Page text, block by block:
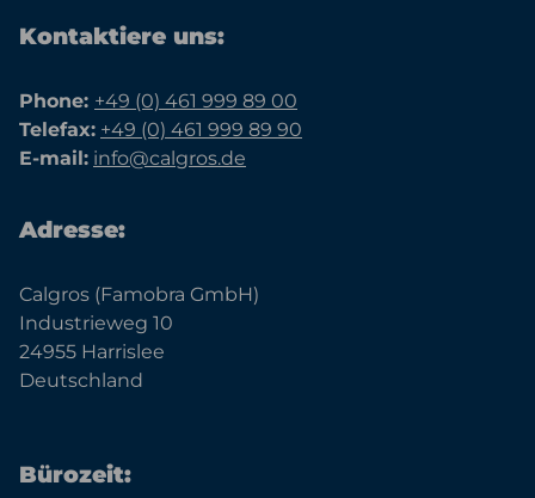
Kontaktiere uns:
Phone: +49 (0) 461 999 89 00
Telefax: +49 (0) 461 999 89 90
E-mail: info@calgros.de
Adresse:
Calgros (Famobra GmbH)
Industrieweg 10
24955 Harrislee
Deutschland
Bürozeit: